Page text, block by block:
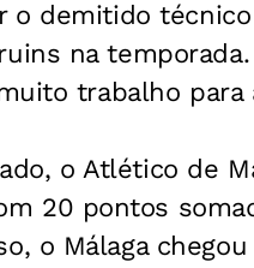
demitido técnico
na
trabalho para
o Atlético de
20 pontos
o Málaga